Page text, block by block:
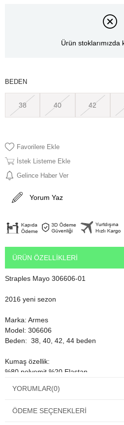
Ürün stoklarımızda
BEDEN
38 40 42
Favorilere Ekle
İstek Listeme Ekle
Gelince Haber Ver
Yorum Yaz
ÜRÜN ÖZELLIKLERI
Straples Mayo 306606-01
2016 yeni sezon
Marka: Armes
Model: 306606
Beden: 38, 40, 42, 44 beden
Kumaş özellik:
%80 polyemit %20 Elastan
kumaşı oranlarıdır.
YORUMLAR(0)
ÖDEME SEÇENEKLERI